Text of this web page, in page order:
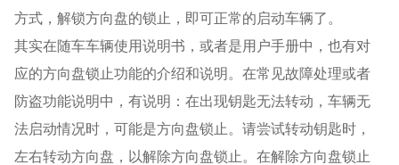
方式，解锁方向盘的锁止，即可正常的启动车辆了。
其实在随车车辆使用说明书，或者是用户手册中，也有对
应的方向盘锁止功能的介绍和说明。在常见故障处理或者
防盗功能说明中，有说明：在出现钥匙无法转动，车辆无
法启动情况时，可能是方向盘锁止。请尝试转动钥匙时，
左右转动方向盘，以解除方向盘锁止。在解除方向盘锁止